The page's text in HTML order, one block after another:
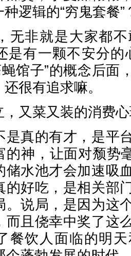
逻辑的“穷鬼套餐”
非就是大家都不
是有一颗不安分的
蝇馆子”的概念后面
很有追求嘛。
菜又装的消费心
真的有才，是平
的神，让面对颓势
储水池才会加速吸
的好吃，是相关部
。说局，是因为这
而且侥幸中奖了这
餐饮人面临的明